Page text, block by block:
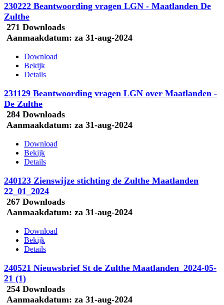
230222 Beantwoording vragen LGN - Maatlanden De
Zulthe
271 Downloads
Aanmaakdatum: za 31-aug-2024
Download
Bekijk
Details
231129 Beantwoording vragen LGN over Maatlanden -
De Zulthe
284 Downloads
Aanmaakdatum: za 31-aug-2024
Download
Bekijk
Details
240123 Zienswijze stichting de Zulthe Maatlanden
22_01_2024
267 Downloads
Aanmaakdatum: za 31-aug-2024
Download
Bekijk
Details
240521 Nieuwsbrief St de Zulthe Maatlanden_2024-05-
21 (1)
254 Downloads
Aanmaakdatum: za 31-aug-2024